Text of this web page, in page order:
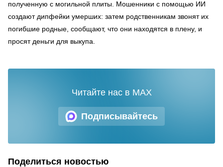
полученную с могильной плиты. Мошенники с помощью ИИ
создают дипфейки умерших: затем родственникам звонят их
погибшие родные, сообщают, что они находятся в плену, и
просят деньги для выкупа.
Подписывайтесь
Читайте нас в MAX
Поделиться новостью